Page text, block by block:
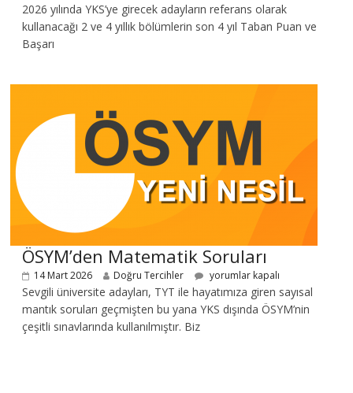
2026 yılında YKS’ye girecek adayların referans olarak
kullanacağı 2 ve 4 yıllık bölümlerin son 4 yıl Taban Puan ve
Başarı
ÖSYM’den Matematik Soruları
14 Mart 2026 Doğru Tercihler yorumlar kapalı
Sevgili üniversite adayları, TYT ile hayatımıza giren sayısal
mantık soruları geçmişten bu yana YKS dışında ÖSYM’nin
çeşitli sınavlarında kullanılmıştır. Biz